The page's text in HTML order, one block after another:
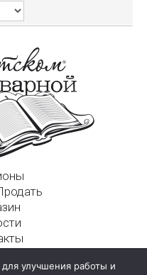
пер., д. 4а, стр. 1
улучшения работы и